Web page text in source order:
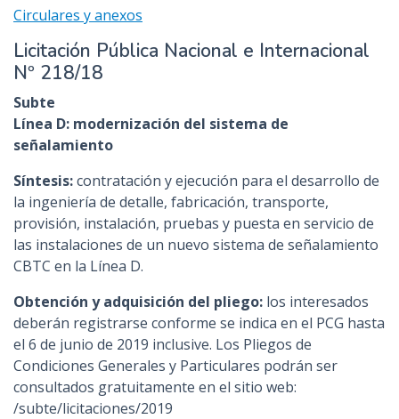
Circulares y anexos
Licitación Pública Nacional e Internacional
Nº 218/18
Subte
Línea D: modernización del sistema de
señalamiento
Síntesis:contratación y ejecución para el desarrollo de
la ingeniería de detalle, fabricación, transporte,
provisión, instalación, pruebas y puesta en servicio de
las instalaciones de un nuevo sistema de señalamiento
CBTC en la Línea D.
Obtención y adquisición del pliego: los interesados
deberán registrarse conforme se indica en el PCG hasta
el 6 de junio de 2019 inclusive. Los Pliegos de
Condiciones Generales y Particulares podrán ser
consultados gratuitamente en el sitio web:
/subte/licitaciones/2019